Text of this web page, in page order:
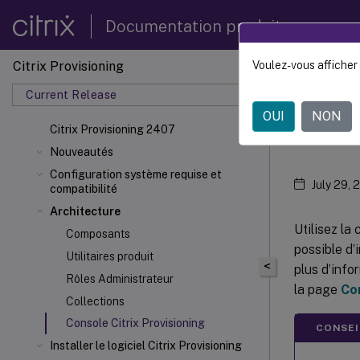
Documentation produit
Citrix Provisioning
Current Release
Citrix Provisioning 2407
Nouveautés
Configuration système requise et
compatibilité
Architecture
Composants
Utilitaires produit
Rôles Administrateur
Collections
Console Citrix Provisioning
Installer le logiciel Citrix Provisioning
Citrix
<
July 29,
Utilisez la
possible
plus
la page
Voulez-vous
OUI NON